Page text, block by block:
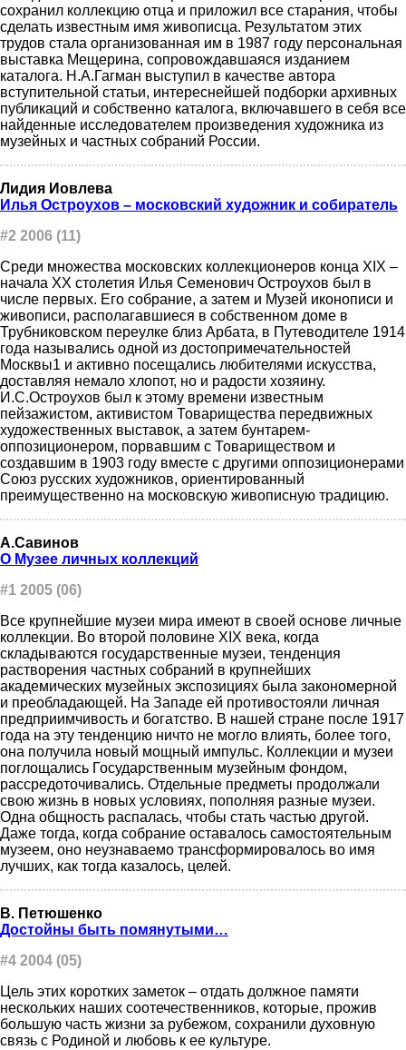
сохранил коллекцию отца и приложил все старания, чтобы
сделать известным имя живописца. Результатом этих
трудов стала организованная им в 1987 году персональная
выставка Мещерина, сопровождавшаяся изданием
каталога. Н.А.Гагман выступил в качестве автора
вступительной статьи, интереснейшей подборки архивных
публикаций и собственно каталога, включавшего в себя все
найденные исследователем произведения художника из
музейных и частных собраний России.
Лидия Иовлева
Илья Остроухов – московский художник и собиратель
#2 2006 (11)
Среди множества московских коллекционеров конца XIX –
начала XX столетия Илья Семенович Остроухов был в
числе первых. Его собрание, а затем и Музей иконописи и
живописи, располагавшиеся в собственном доме в
Трубниковском переулке близ Арбата, в Путеводителе 1914
года назывались одной из достопримечательностей
Москвы1 и активно посещались любителями искусства,
доставляя немало хлопот, но и радости хозяину.
И.С.Остроухов был к этому времени известным
пейзажистом, активистом Товарищества передвижных
художественных выставок, а затем бунтарем-
оппозиционером, порвавшим с Товариществом и
создавшим в 1903 году вместе с другими оппозиционерами
Союз русских художников, ориентированный
преимущественно на московскую живописную традицию.
А.Савинов
О Музее личных коллекций
#1 2005 (06)
Все крупнейшие музеи мира имеют в своей основе личные
коллекции. Во второй половине ХIХ века, когда
складываются государственные музеи, тенденция
растворения частных собраний в крупнейших
академических музейных экспозициях была закономерной
и преобладающей. На Западе ей противостояли личная
предприимчивость и богатство. В нашей стране после 1917
года на эту тенденцию ничто не могло влиять, более того,
она получила новый мощный импульс. Коллекции и музеи
поглощались Государственным музейным фондом,
рассредоточивались. Отдельные предметы продолжали
свою жизнь в новых условиях, пополняя разные музеи.
Одна общность распалась, чтобы стать частью другой.
Даже тогда, когда собрание оставалось самостоятельным
музеем, оно неузнаваемо трансформировалось во имя
лучших, как тогда казалось, целей.
В. Петюшенко
Достойны быть помянутыми…
#4 2004 (05)
Цель этих коротких заметок – отдать должное памяти
нескольких наших соотечественников, которые, прожив
большую часть жизни за рубежом, сохранили духовную
связь с Родиной и любовь к ее культуре.